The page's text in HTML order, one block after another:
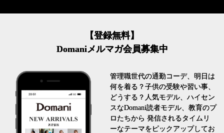
【登録無料】
Domaniメルマガ会員募集中
管理職世代の通勤コーデ、明日は
何を着る？子供の受験や習い事、
どうする？人気モデル、ハイセン
スなDomani読者モデル、教育のプ
ロたちから 発信されるタイムリ
ーなテーマをピックアップしてお